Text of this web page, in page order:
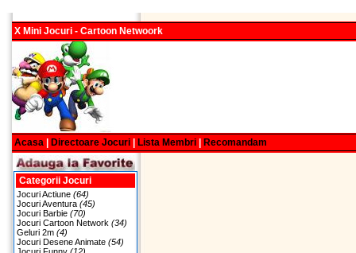
X Mini Jocuri - Cartoon Netwoork
Acasa Directoare Jocuri Lista Membri Recomandam
Categorii Jocuri
Jocuri Actiune (64)
Jocuri Aventura (45)
Jocuri Barbie (70)
Jocuri Cartoon Network (34)
Geluri 2m (4)
Jocuri Desene Animate (54)